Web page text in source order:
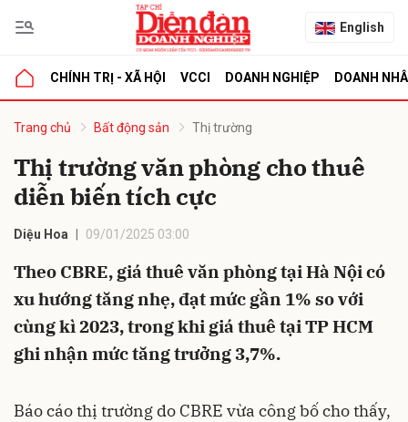
English
CHÍNH TRỊ - XÃ HỘI VCCI DOANH NGHIỆP DOANH
Trang chủ Bất động sản Thị trường
Thị trường văn phòng cho thuê
diễn biến tích cực
Diệu Hoa 09/01/2025 03:00
Theo CBRE, giá thuê văn phòng tại Hà Nội có
xu hướng tăng nhẹ, đạt mức gần 1% so với
cùng kì 2023, trong khi giá thuê tại TP HCM
ghi nhận mức tăng trưởng 3,7%.
Báo cáo thị trường do CBRE vừa công bố cho thấy,
luận
Hủy